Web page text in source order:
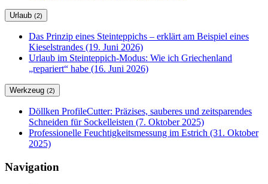
Urlaub (2)
Das Prinzip eines Steinteppichs – erklärt am Beispiel eines
Kieselstrandes (19. Juni 2026)
Urlaub im Steinteppich-Modus: Wie ich Griechenland
„repariert“ habe (16. Juni 2026)
Werkzeug (2)
Döllken ProfileCutter: Präzises, sauberes und zeitsparendes
Schneiden für Sockelleisten (7. Oktober 2025)
Professionelle Feuchtigkeitsmessung im Estrich (31. Oktober
2025)
Navigation